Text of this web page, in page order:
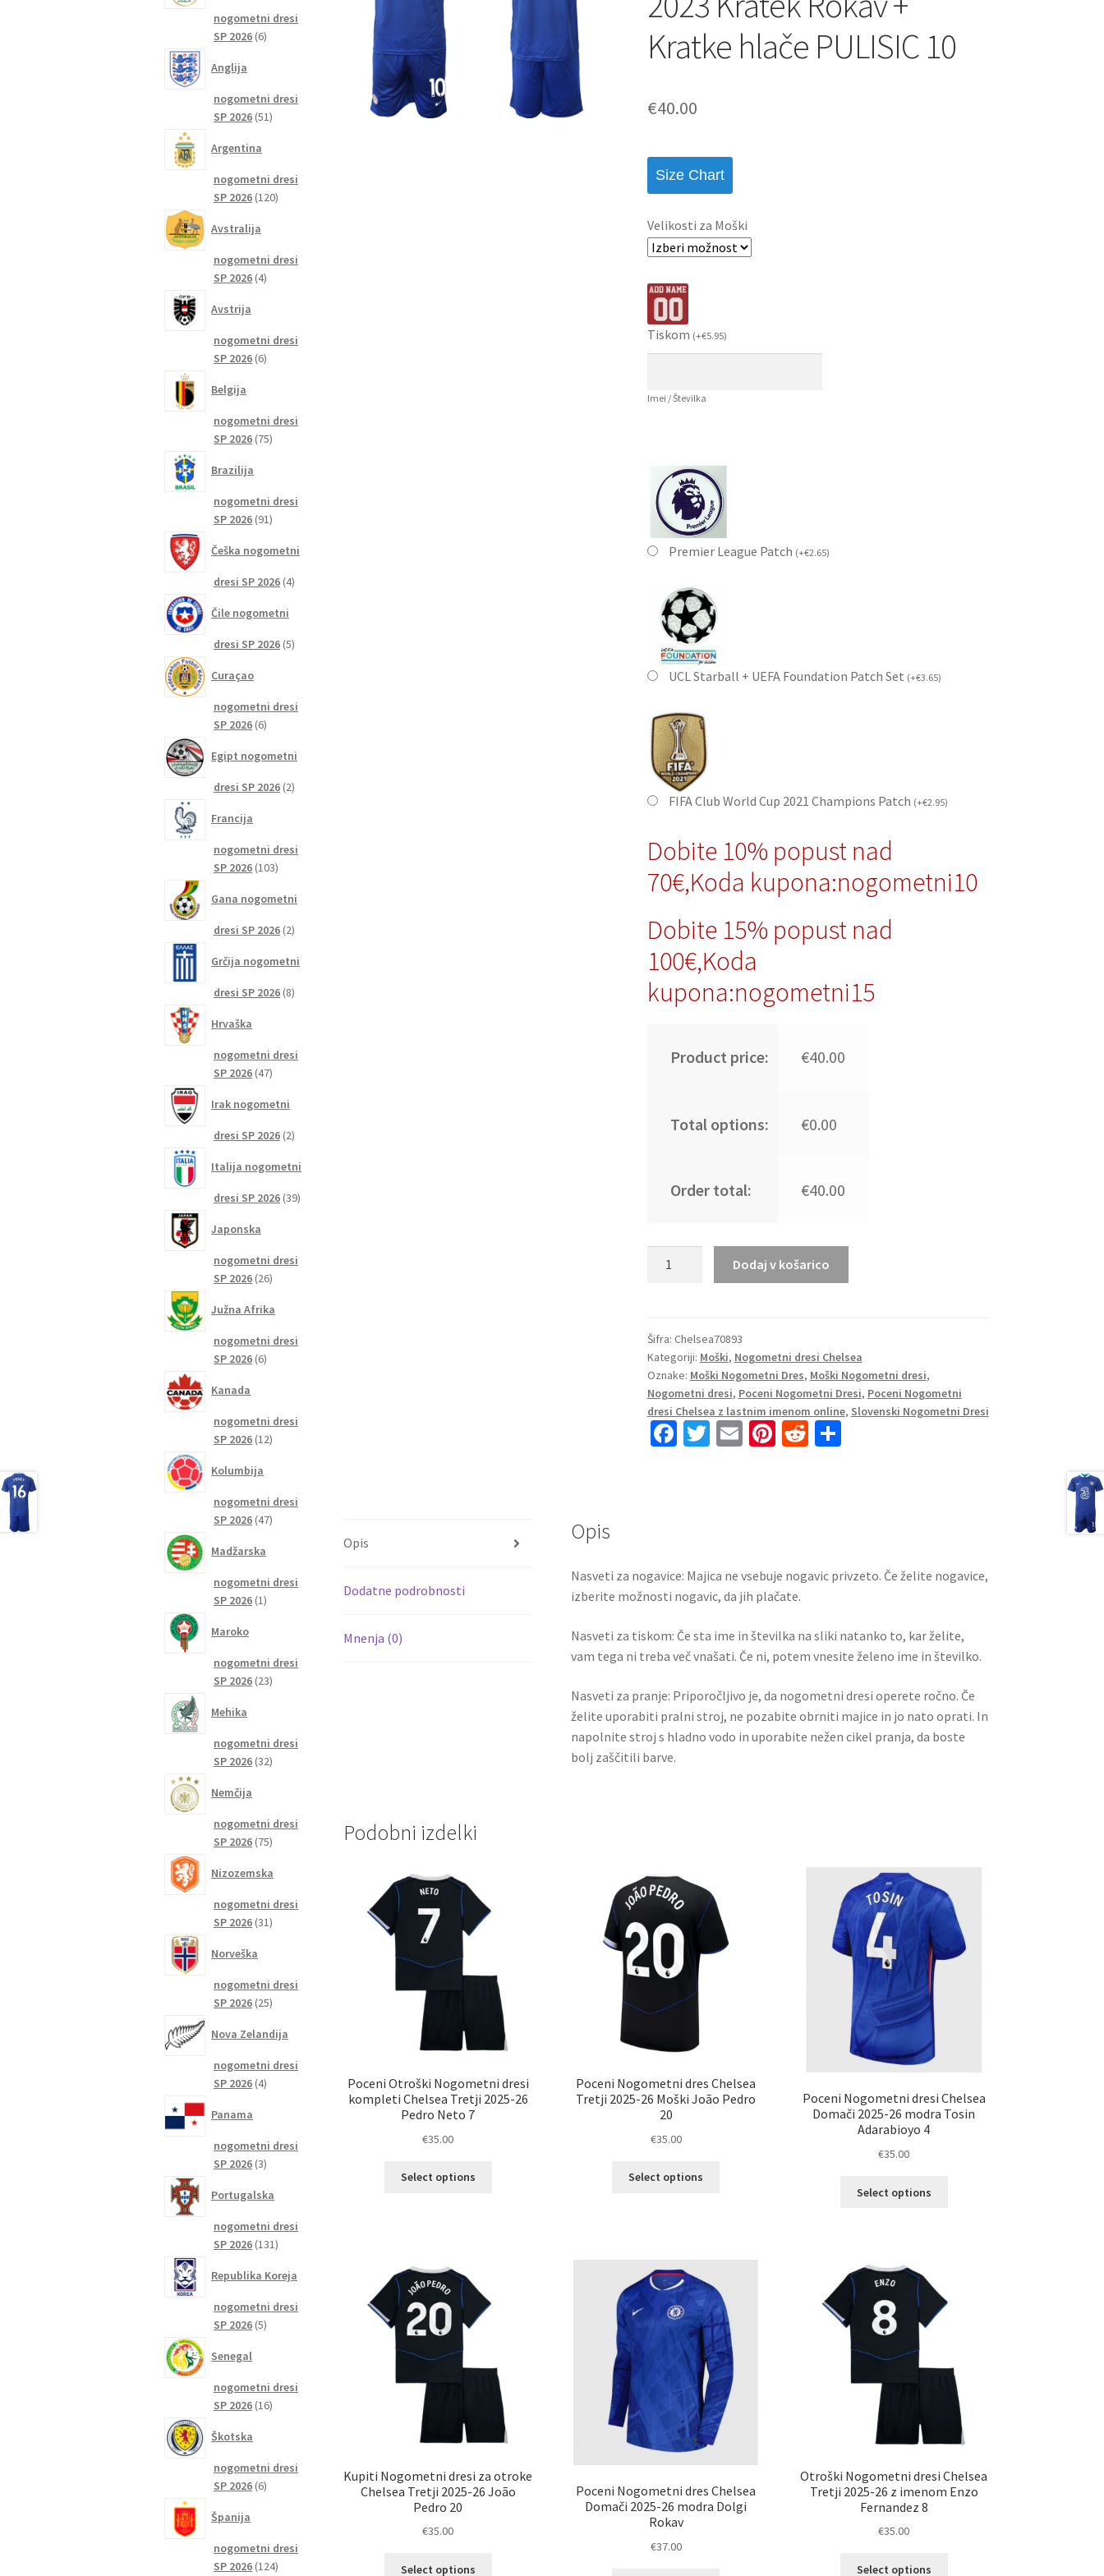
Kratke hlače PULISIC 10
€40.00
Size Chart
Velikosti za Moški
Tiskom (+€5.95)
Imei / Številka
Premier League Patch (+€2.65)
UCL Starball + UEFA Foundation Patch Set (+€3.65)
FIFA Club World Cup 2021 Champions Patch (+€2.95)
Dobite 10% popust nad
70€,Koda kupona:nogometni10
Dobite 15% popust nad
100€,Koda
kupona:nogometni15
Product price: €40.00
Total options: €0.00
Order total: €40.00
Chelsea
Domači
2023
Kratek
Rokav
+
Dodaj v košarico
Šifra: Chelsea70893
Kategoriji: Moški, Nogometni dresi Chelsea
Oznake: Moški Nogometni Dres, Moški Nogometni dresi,
Nogometni dresi, Poceni Nogometni Dresi, Poceni Nogometni
dresi Chelsea z lastnim imenom online, Slovenski Nogometni Dresi
Fa
k
T E Pi R S
Opis
Dodatne podrobnosti
Mnenja (0)
Opis
Nasveti za nogavice: Majica ne vsebuje nogavic privzeto. Če želite nogavice,
izberite možnosti nogavic, da jih plačate.
Nasveti za tiskom: Če sta ime in številka na sliki natanko to, kar želite,
vam tega ni treba več vnašati. Če ni, potem vnesite želeno ime in številko.
Nasveti za pranje: Priporočljivo je, da nogometni dresi operete ročno. Če
želite uporabiti pralni stroj, ne pozabite obrniti majice in jo nato oprati. In
napolnite stroj s hladno vodo in uporabite nežen cikel pranja, da boste
bolj zaščitili barve.
Podobni izdelki
Poceni Otroški Nogometni dresi
kompleti Chelsea Tretji 2025-26
Pedro Neto 7
€35.00
Select options
Poceni Nogometni dres Chelsea
Tretji 2025-26 Moški João Pedro
20
€35.00
Select options
Možnosti
izberete
na
strani
izdelka
Poceni Nogometni dresi Chelsea
Domači 2025-26 modra Tosin
Adarabioyo 4
€35.00
Select options
izdelka
Kupiti Nogometni dresi za otroke
Chelsea Tretji 2025-26 João
Pedro 20
€35.00
Select options
Poceni Nogometni dres Chelsea
Domači 2025-26 modra Dolgi
Rokav
€37.00
Otroški Nogometni dresi Chelsea
Tretji 2025-26 z imenom Enzo
Fernandez 8
€35.00
Select options
nogometni dresi
SP 2026 66
Anglija
nogometni dresi
SP 2026 5151
Argentina
nogometni dresi
SP 2026 120120
Avstralija
nogometni dresi
SP 2026 44
Avstrija
nogometni dresi
SP 2026 66
Belgija
nogometni dresi
SP 2026 7575
Brazilija
nogometni dresi
SP 2026 9191
Češka nogometni
dresi SP 2026 44
Čile nogometni
dresi SP 2026 55
Curaçao
nogometni dresi
SP 2026 66
Egipt nogometni
dresi SP 2026 22
Francija
nogometni dresi
SP 2026 103103
Gana nogometni
dresi SP 2026 22
Grčija nogometni
dresi SP 2026 88
Hrvaška
nogometni dresi
SP 2026 4747
Irak nogometni
dresi SP 2026 22
Italija nogometni
dresi SP 2026 3939
Japonska
nogometni dresi
SP 2026 2626
Južna Afrika
nogometni dresi
SP 2026 66
Kanada
nogometni dresi
SP 2026 1212
Kolumbija
nogometni dresi
SP 2026 4747
Madžarska
nogometni dresi
SP 2026 11
Maroko
nogometni dresi
SP 2026 2323
Mehika
nogometni dresi
SP 2026 3232
Nemčija
nogometni dresi
SP 2026 7575
Nizozemska
nogometni dresi
SP 2026 3131
Norveška
nogometni dresi
SP 2026 2525
Nova Zelandija
nogometni dresi
SP 2026 44
Panama
nogometni dresi
SP 2026 33
Portugalska
nogometni dresi
SP 2026 131131
Republika Koreja
nogometni dresi
SP 2026 55
Senegal
nogometni dresi
SP 2026 1616
Škotska
nogometni dresi
SP 2026 66
Španija
nogometni dresi
SP 2026 124124